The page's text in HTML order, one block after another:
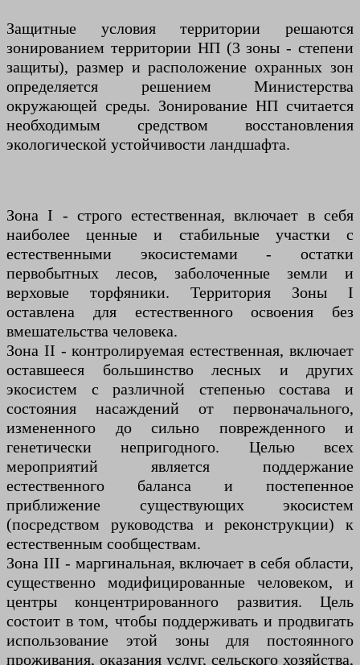
Защитные условия территории решаются
зонированием территории НП (3 зоны - степени
защиты), размер и расположение охранных зон
определяется решением Министерства
окружающей среды. Зонирование НП считается
необходимым средством восстановления
экологической устойчивости ландшафта.
Зона I - строго естественная, включает в себя
наиболее ценные и стабильные участки с
естественными экосистемами - остатки
первобытных лесов, заболоченные земли и
верховые торфяники. Территория Зоны I
оставлена ​​для естественного освоения без
вмешательства человека.
Зона II - контролируемая естественная, включает
оставшееся большинство лесных и других
экосистем с различной степенью состава и
состояния насаждений от первоначального,
измененного до сильно поврежденного и
генетически непригодного. Целью всех
мероприятий является поддержание
естественного баланса и постепенное
приближение существующих экосистем
(посредством руководства и реконструкции) к
естественным сообществам.
Зона III - маргинальная, включает в себя области,
существенно модифицированные человеком, и
центры концентрированного развития. Цель
состоит в том, чтобы поддерживать и продвигать
использование этой зоны для постоянного
проживания, оказания услуг, сельского хозяйства,